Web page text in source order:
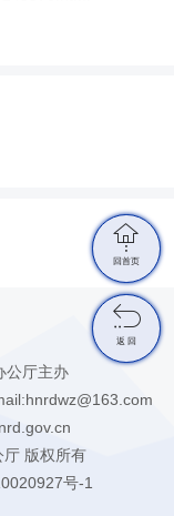
公厅主办
厅 版权所有
号-1

回首页

返 回